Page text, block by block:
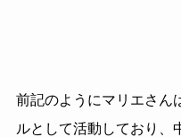
前記のようにマリエさん
ルとして活動しており、